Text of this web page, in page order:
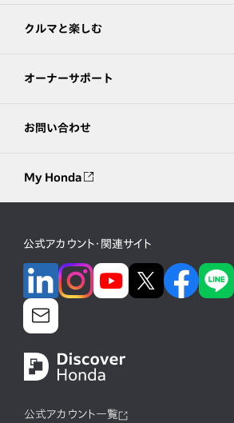
クルマと楽しむ
オーナーサポート
お問い合わせ
My Honda
公式アカウント・関連サイト
公式アカウント一覧